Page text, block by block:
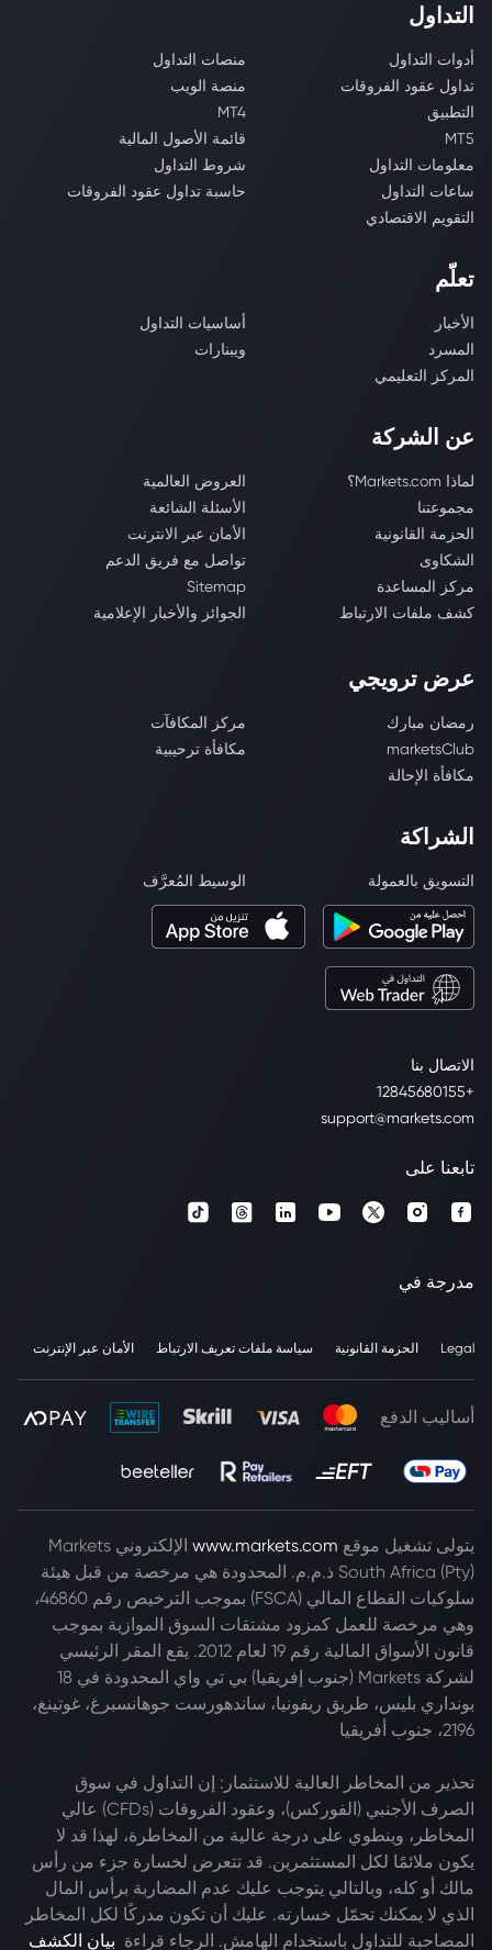
الاتصال بنا
+12845680155
support@markets.com
التداول
أدوات التداول
منصات التداول
تداول عقود الفروقات
منصة الويب
التطبيق
MT4
MT5
قائمة الأصول المالية
معلومات التداول
شروط التداول
ساعات التداول
حاسبة تداول عقود الفروقات
التقويم الاقتصادي
تعلّم
الأخبار
أساسيات التداول
المسرد
ويبنارات
المركز التعليمي
عن الشركة
لماذا Markets.com؟
العروض العالمية
مجموعتنا
الأسئلة الشائعة
الحزمة القانونية
الأمان عبر الانترنت
الشكاوى
تواصل مع فريق الدعم
مركز المساعدة
Sitemap
كشف ملفات الارتباط
الجوائز والأخبار الإعلامية
عرض ترويجي
رمضان مبارك
مركز المكافآت
marketsClub
مكافأة ترحيبية
مكافأة الإحالة
الشراكة
التسويق بالعمولة الوسيط المُعرَّف
تابعنا على
مدرجة في
Legal الحزمة القانونية سياسة ملفات تعريف الارتباط الأمان عبر الإنترنت
أساليب الدفع
يتولى تشغيل موقع www.markets.com
الإلكتروني Markets
South Africa (Pty) ذ.م.م. المحدودة هي مرخصة من قبل هيئة
سلوكيات القطاع المالي (FSCA) بموجب الترخيص رقم 46860،
وهي مرخصة للعمل كمزود مشتقات السوق الموازية بموجب
قانون الأسواق المالية رقم 19 لعام 2012. يقع المقر الرئيسي
لشركة Markets (جنوب إفريقيا) بي تي واي المحدودة في 18
بونداري بليس، طريق ريفونيا، ساندهورست جوهانسبرغ، غوتينغ،
2196، جنوب أفريقيا
تحذير من المخاطر العالية للاستثمار: إن التداول في سوق
الصرف الأجنبي (الفوركس)، وعقود الفروقات (CFDs) عالي
المخاطر، وينطوي على درجة عالية من المخاطرة، لهذا قد لا
يكون ملائمًا لكل المستثمرين. قد تتعرض لخسارة جزء من رأس
مالك أو كله، وبالتالي يتوجب عليك عدم المضاربة برأس المال
الذي لا يمكنك تحمّل خسارته. عليك أن تكون مدركًا لكل المخاطر
المصاحبة للتداول باستخدام الهامش. الرجاء قراءة بيان الكشف